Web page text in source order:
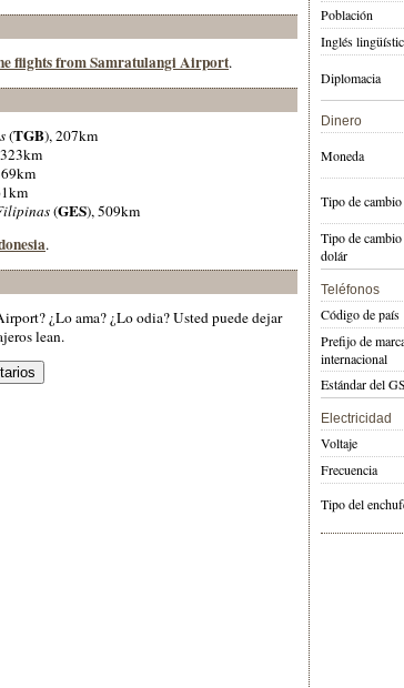
flights from Samratulangi Airport.
(TGB), 207km
(GES), 509km
.
¿Lo ama? ¿Lo odia? Usted puede dejar
lean.
Población
Inglés
Diplomacia
Dinero
Moneda
Tipo de
Tipo de
dolár
Teléfonos
Código de país
Prefijo de
internacional
Estándar del
Electricidad
Voltaje
Frecuencia
Tipo del